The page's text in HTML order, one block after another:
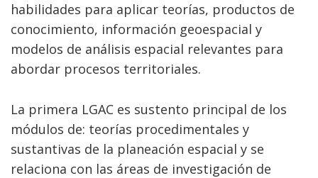
habilidades para aplicar teorías, productos de
conocimiento, información geoespacial y
modelos de análisis espacial relevantes para
abordar procesos territoriales.
La primera LGAC es sustento principal de los
módulos de: teorías procedimentales y
sustantivas de la planeación espacial y se
relaciona con las áreas de investigación de